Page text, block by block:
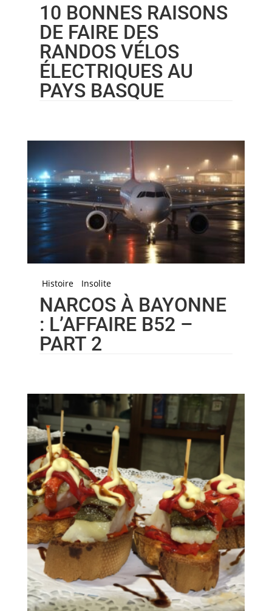
10 BONNES RAISONS
DE FAIRE DES
RANDOS VÉLOS
ÉLECTRIQUES AU
PAYS BASQUE
Histoire Insolite
NARCOS À BAYONNE
: L’AFFAIRE B52 –
PART 2